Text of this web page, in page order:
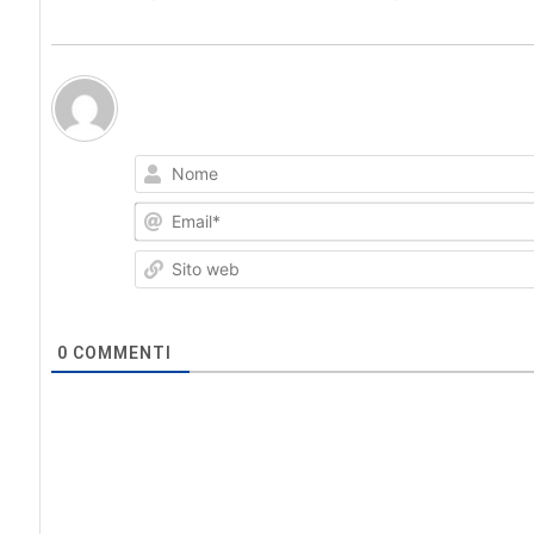
0 COMMENTI